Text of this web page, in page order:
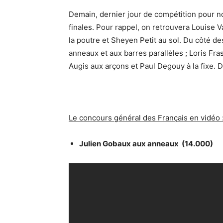
Demain, dernier jour de compétition pour
finales. Pour rappel, on retrouvera Louise
la poutre et Sheyen Petit au sol. Du côté
anneaux et aux barres parallèles ; Loris
Augis aux arçons et Paul Degouy à la fixe.
Le concours général des Français en vidéo
Julien Gobaux aux anneaux (14.000)